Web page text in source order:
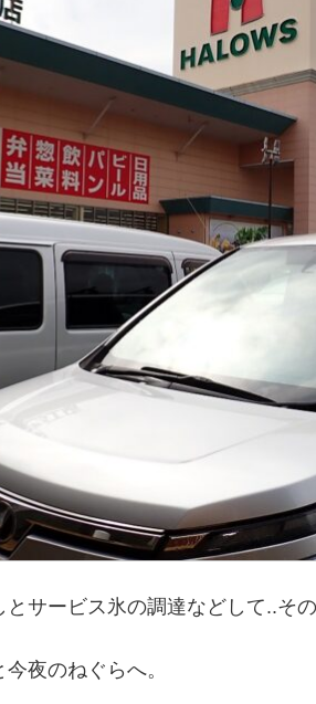
サービス氷の調達などして..そ
今夜のねぐらへ。